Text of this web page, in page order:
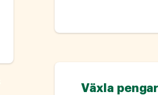
Växla